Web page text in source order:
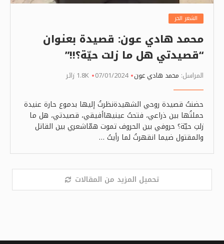
الشعر الحر
محمد هادي عون: قصيدة بعنوان
“قصيدتي هل ما زلت حيّة؟!!”
المراسل: محمد هادي عون 07/01/2024 1.8K زائر
حضنتُ قصيدة روحي الشهيدةنظرتُ إليها بدموع حارة عنيدة
حملتُها بين ذراعي، فتحتُ عينيهاأفيقي، قصيدتي، هل ما
زلتِ حيّة؟ حروفي بين الحروف تموت همّاشعري بين القاتل
والمقتول ضيما انقهرتُ لما رأيتُ …
تحميل المزيد من المقالات